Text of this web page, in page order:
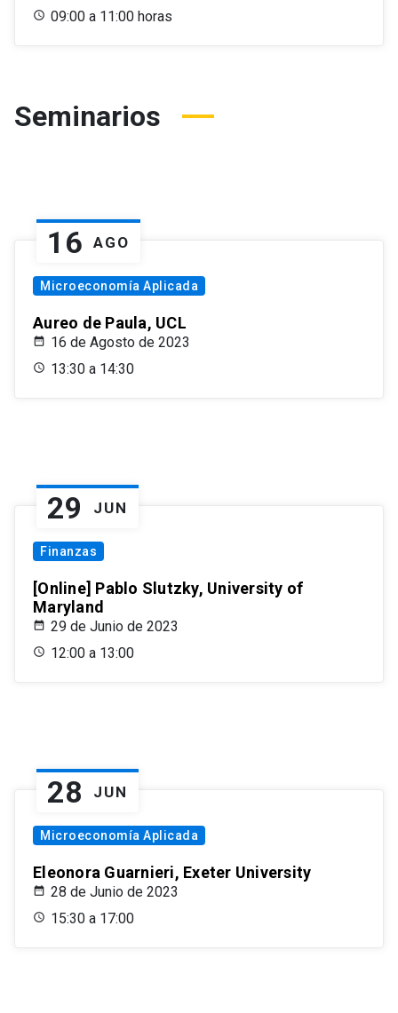
09:00 a 11:00 horas
Seminarios
16 AGO
Microeconomía Aplicada
Aureo de Paula, UCL
16 de Agosto de 2023
13:30 a 14:30
29 JUN
Finanzas
[Online] Pablo Slutzky, University of
Maryland
29 de Junio de 2023
12:00 a 13:00
28 JUN
Microeconomía Aplicada
Eleonora Guarnieri, Exeter University
28 de Junio de 2023
15:30 a 17:00